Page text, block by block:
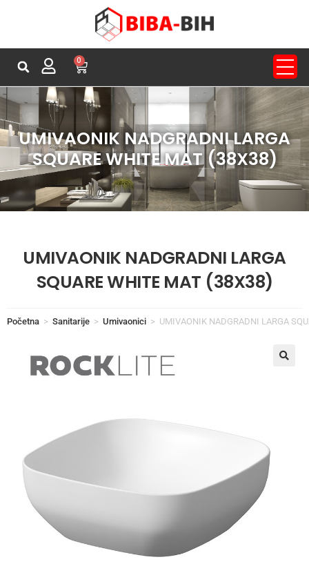
0
UMIVAONIK NADGRADNI LARGA
SQUARE WHITE MAT (38X38)
UMIVAONIK NADGRADNI LARGA
SQUARE WHITE MAT (38X38)
Početna > Sanitarije > Umivaonici > UMIVAONIK NADGRADNI LARGA